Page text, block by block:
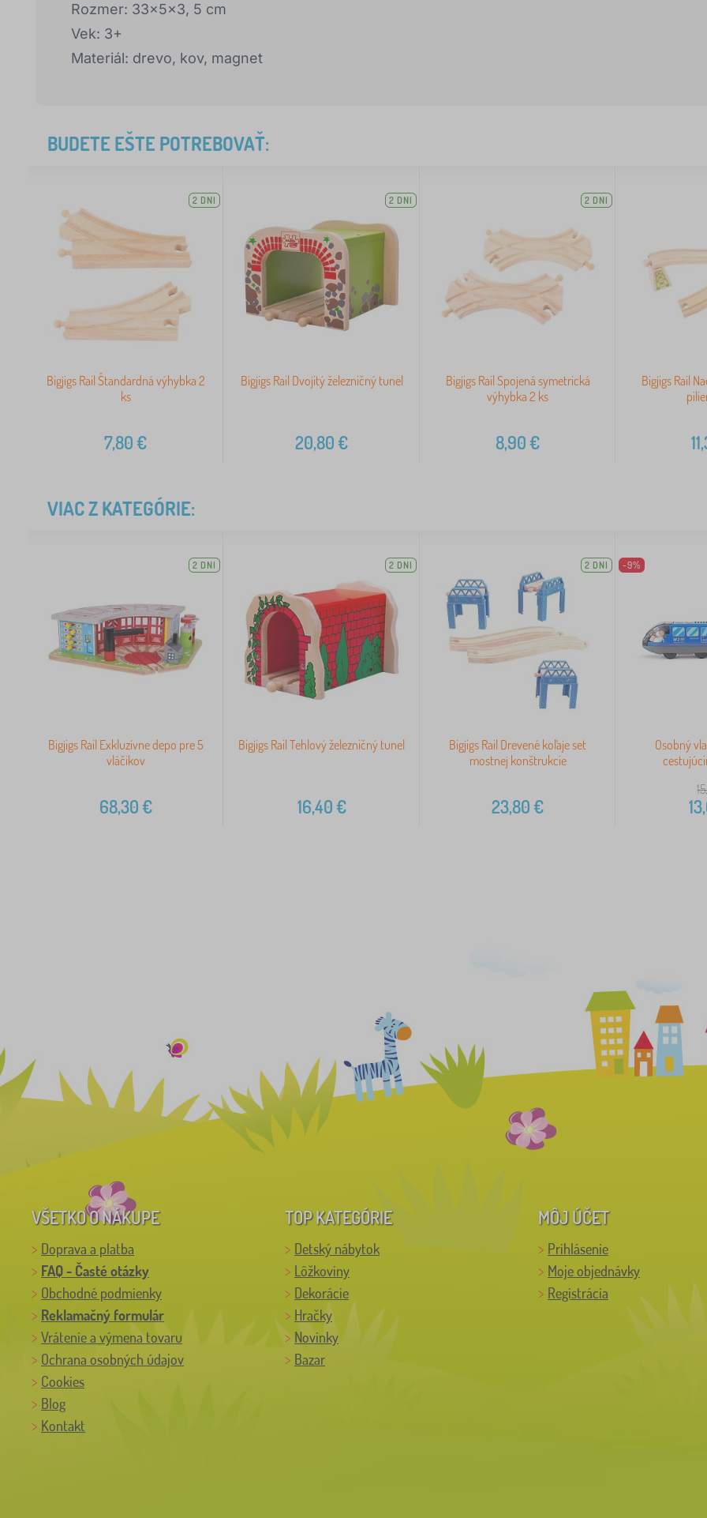
Rozmer: 33x5x3, 5 cm
Vek: 3+
Materiál: drevo, kov, magnet
BUDETE EŠTE POTREBOVAŤ:
2 DNI
Bigjigs Rail Štandardná výhybka 2
ks
7,80€
2 DNI
Bigjigs Rail Dvojitý železničný tunel
20,80€
2 DNI
Bigjigs Rail Spojená symetrická
výhybka 2 ks
8,90€
Bigjigs Rail
VIAC Z KATEGÓRIE:
2 DNI
Bigjigs Rail Exkluzívne depo pre 5
vláčikov
68,30€
2 DNI
Bigjigs Rail Tehlový železničný tunel
16,40€
2 DNI
Bigjigs Rail Drevené koľaje set
mostnej konštrukcie
23,80€
-9%
Osobný
VŠETKO O NÁKUPE
Doprava a platba
FAQ - Časté otázky
Obchodné podmienky
Reklamačný formulár
Vrátenie a výmena tovaru
Ochrana osobných údajov
Cookies
Blog
Kontakt
TOP KATEGÓRIE
Detský nábytok
Lôžkoviny
Dekorácie
Hračky
Novinky
Bazar
MÔJ ÚČET
Prihlásenie
Moje objednávky
Registrácia